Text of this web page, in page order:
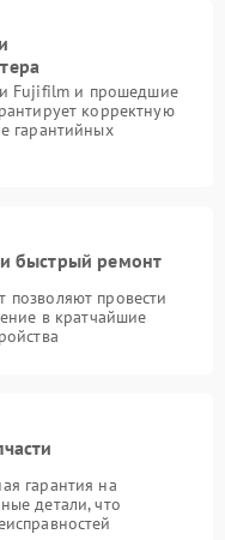
Fujifilm и прошедшие
корректную
гарантийных
и быстрый ремонт
провести
в кратчайшие
гарантия на
детали, что